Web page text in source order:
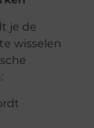
je de
wisselen